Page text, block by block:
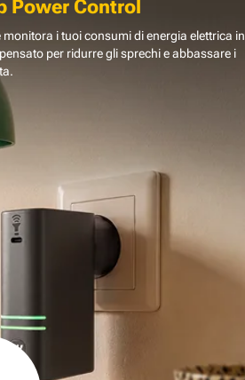
Power Control
monitora i tuoi consumi di energia elettrica in
per ridurre gli sprechi e abbassare i